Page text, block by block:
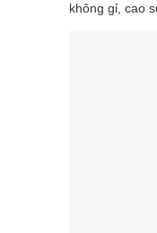
không gỉ, cao